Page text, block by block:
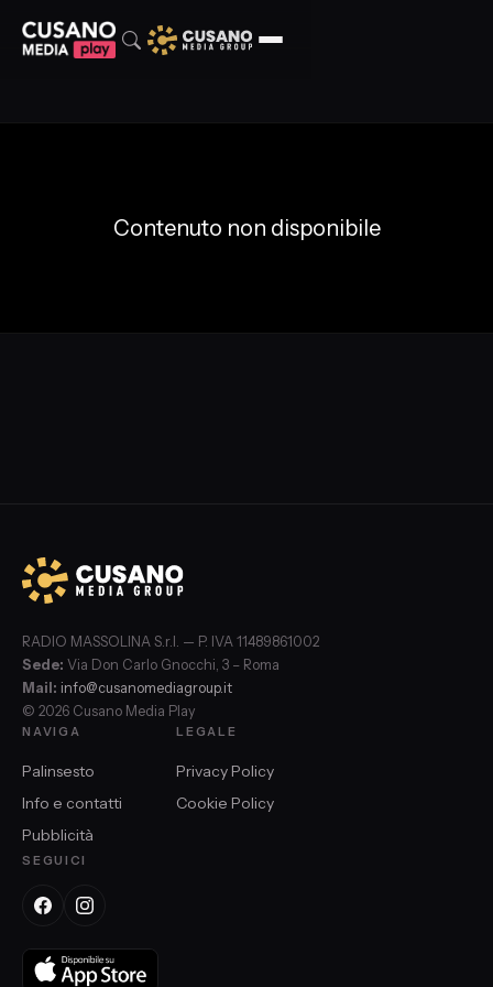
Contenuto non disponibile
RADIO MASSOLINA S.r.l. — P. IVA 11489861002
Sede: Via Don Carlo Gnocchi, 3 – Roma
Mail: info@cusanomediagroup.it
© 2026 Cusano Media Play
NAVIGA
Palinsesto
Info e contatti
Pubblicità
LEGALE
Privacy Policy
Cookie Policy
SEGUICI